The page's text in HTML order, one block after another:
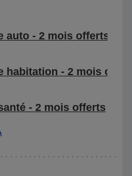
auto - 2 mois offerts
habitation - 2 mois
- 2 mois offerts